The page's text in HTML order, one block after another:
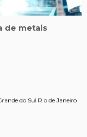
de metais
do Sul Rio de Janeiro